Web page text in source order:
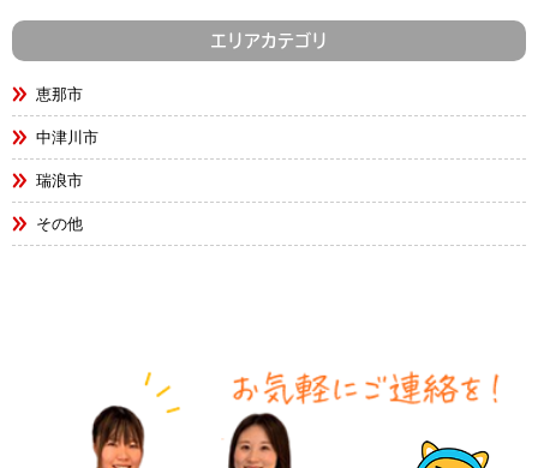
エリアカテゴリ
恵那市
中津川市
瑞浪市
その他